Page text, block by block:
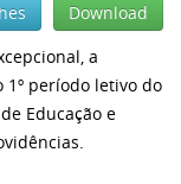
Download
a
período letivo do
Educação e